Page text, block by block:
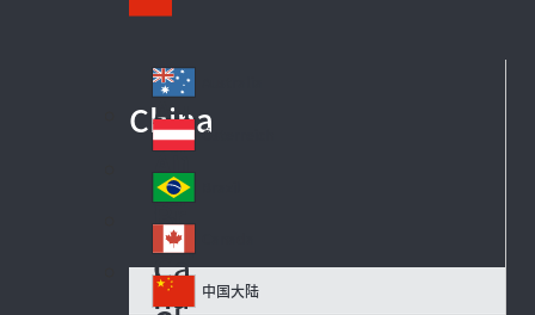
China
Au
str
ali
a
Au
str
ia
Österreich
Br
azi
l
Ca
na 中国大陆